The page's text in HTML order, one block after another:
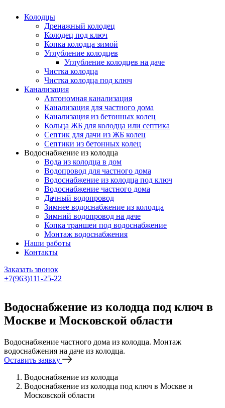
Колодцы
Дренажный колодец
Колодец под ключ
Копка колодца зимой
Углубление колодцев
Углубление колодцев на даче
Чистка колодца
Чистка колодца под ключ
Канализация
Автономная канализация
Канализация для частного дома
Канализация из бетонных колец
Кольца ЖБ для колодца или септика
Септик для дачи из ЖБ колец
Септики из бетонных колец
Водоснабжение из колодца
Вода из колодца в дом
Водопровод для частного дома
Водоснабжение из колодца под ключ
Водоснабжение частного дома
Дачный водопровод
Зимнее водоснабжение из колодца
Зимний водопровод на даче
Копка траншеи под водоснабжение
Монтаж водоснабжения
Наши работы
Контакты
Заказать звонок
+7(963)111-25-22
Водоснабжение из колодца под ключ в
Москве и Московской области
Водоснабжение частного дома из колодца. Монтаж
водоснабжения на даче из колодца.
Оставить заявку
Водоснабжение из колодца
Водоснабжение из колодца под ключ в Москве и
Московской области